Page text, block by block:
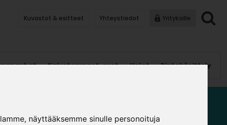
näyttääksemme sinulle personoituja
Kuvastot & esitteet Yhteystiedot Yrityksille
Kalusterungot, ovet Helat Pintakäsittely
ALAKAAPIN MEKANISMIT